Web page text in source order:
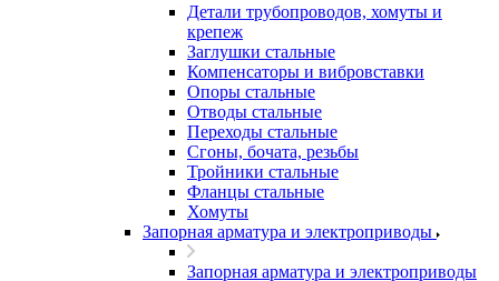
Детали трубопроводов, хомуты и
крепеж
Заглушки стальные
Компенсаторы и вибровставки
Опоры стальные
Отводы стальные
Переходы стальные
Сгоны, бочата, резьбы
Тройники стальные
Фланцы стальные
Хомуты
Запорная арматура и электроприводы
Запорная арматура и электроприводы